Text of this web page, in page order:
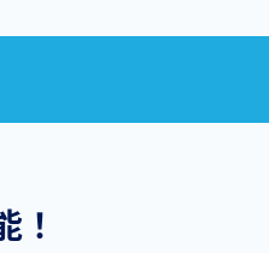
！